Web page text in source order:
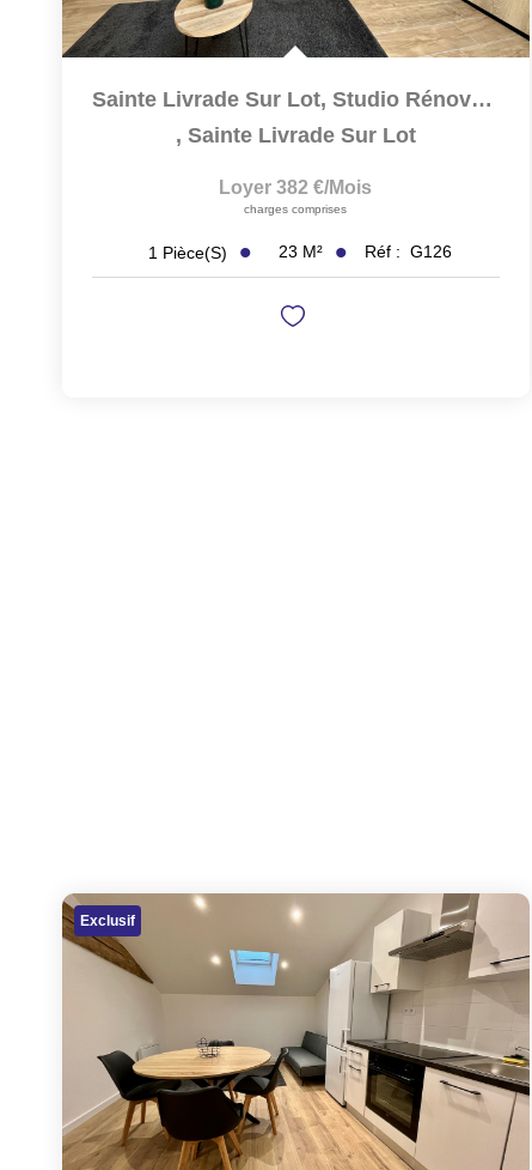
Sainte Livrade Sur Lot, Studio Rénové À NEUF De Grande...
, Sainte Livrade Sur Lot
Loyer 382 €/mois
charges comprises
1 Pièce(s) 23 M² Réf : G126
Exclusif